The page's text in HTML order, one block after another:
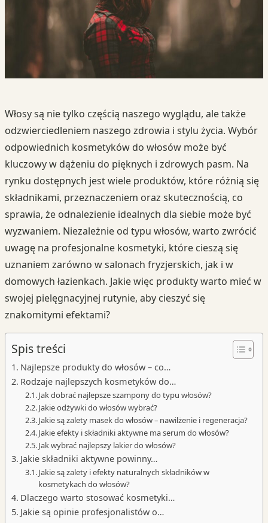
Włosy są nie tylko częścią naszego wyglądu, ale także
odzwierciedleniem naszego zdrowia i stylu życia. Wybór
odpowiednich kosmetyków do włosów może być
kluczowy w dążeniu do pięknych i zdrowych pasm. Na
rynku dostępnych jest wiele produktów, które różnią się
składnikami, przeznaczeniem oraz skutecznością, co
sprawia, że odnalezienie idealnych dla siebie może być
wyzwaniem. Niezależnie od typu włosów, warto zwrócić
uwagę na profesjonalne kosmetyki, które cieszą się
uznaniem zarówno w salonach fryzjerskich, jak i w
domowych łazienkach. Jakie więc produkty warto mieć w
swojej pielęgnacyjnej rutynie, aby cieszyć się
znakomitymi efektami?
Spis treści
Najlepsze produkty do włosów – co…
Rodzaje najlepszych kosmetyków do…
Jak dobrać najlepsze szampony do typu włosów?
Jakie odżywki do włosów wybrać?
Jakie są zalety masek do włosów – nawilżenie i regeneracja?
Jakie efekty i składniki aktywne ma serum do włosów?
Jak wybrać najlepszy lakier do włosów?
Jakie składniki aktywne powinny…
Jakie są zalety i efekty naturalnych składników w
kosmetykach do włosów?
Dlaczego warto stosować kosmetyki…
Jakie są opinie profesjonalistów o…